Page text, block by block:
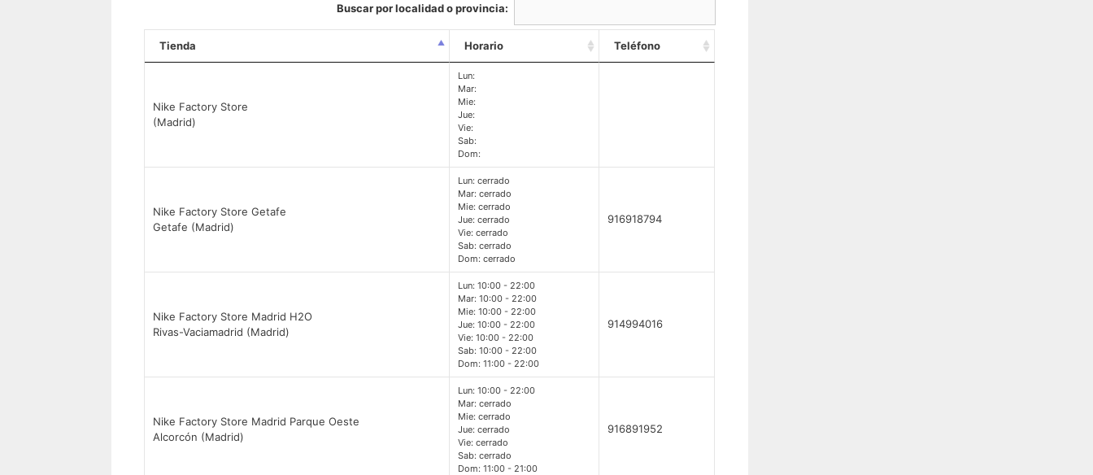
Buscar por localidad o provincia:
Tienda Horario Teléfono
Nike Factory Store
(Madrid)
Lun:
Mar:
Mie:
Jue:
Vie:
Sab:
Dom:
Nike Factory Store Getafe
Getafe (Madrid)
Lun: cerrado
Mar: cerrado
Mie: cerrado
Jue: cerrado
Vie: cerrado
Sab: cerrado
Dom: cerrado
916918794
Nike Factory Store Madrid H2O
Rivas-Vaciamadrid (Madrid)
Lun: 10:00 - 22:00
Mar: 10:00 - 22:00
Mie: 10:00 - 22:00
Jue: 10:00 - 22:00
Vie: 10:00 - 22:00
Sab: 10:00 - 22:00
Dom: 11:00 - 22:00
914994016
Nike Factory Store Madrid Parque Oeste
Alcorcón (Madrid)
Lun: 10:00 - 22:00
Mar: cerrado
Mie: cerrado
Jue: cerrado
Vie: cerrado
Sab: cerrado
Dom: 11:00 - 21:00
916891952